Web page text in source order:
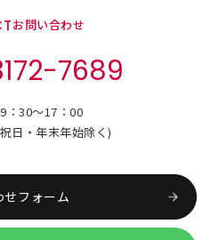
お問い合わせ
7689
：30～17：00
日・年末年始除く)
せフォーム